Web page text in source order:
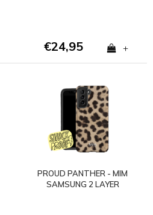
€24,95 +
PROUD PANTHER - MIM
SAMSUNG 2 LAYER